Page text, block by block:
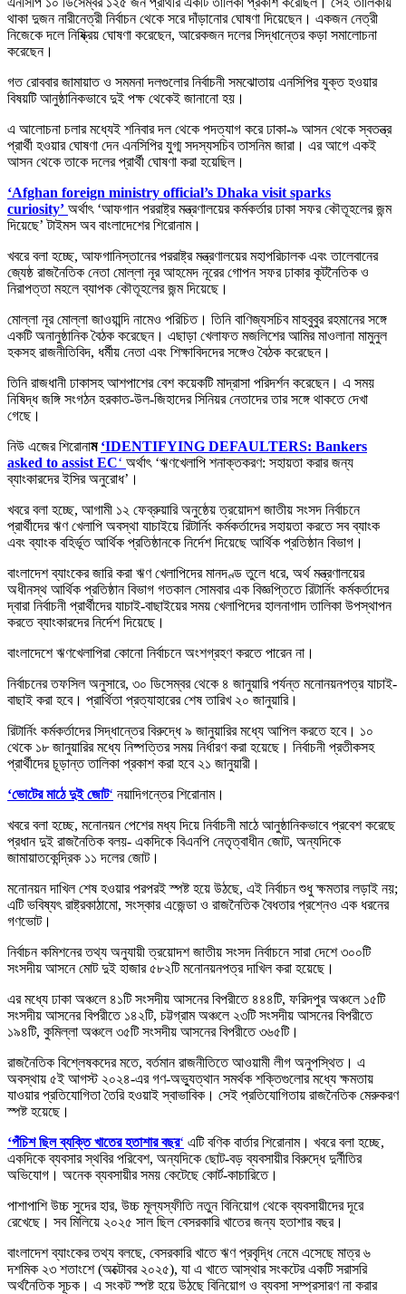
থাকা দুজন নারীনেত্রী নির্বাচন থেকে সরে দাঁড়ানোর ঘোষণা দিয়েছেন। একজন নেত্রী
নিজেকে দলে নিষ্ক্রিয় ঘোষণা করেছেন, আরেকজন দলের সিদ্ধান্তের কড়া সমালোচনা
করেছেন।
গত রোববার জামায়াত ও সমমনা দলগুলোর নির্বাচনী সমঝোতায় এনসিপির যুক্ত হওয়ার
বিষয়টি আনুষ্ঠানিকভাবে দুই পক্ষ থেকেই জানানো হয়।
এ আলোচনা চলার মধ্যেই শনিবার দল থেকে পদত্যাগ করে ঢাকা-৯ আসন থেকে স্বতন্ত্র
প্রার্থী হওয়ার ঘোষণা দেন এনসিপির যুগ্ম সদস্যসচিব তাসনিম জারা। এর আগে একই
আসন থেকে তাকে দলের প্রার্থী ঘোষণা করা হয়েছিল।
‘Afghan foreign ministry official’s Dhaka visit sparks
curiosity’ অর্থাৎ ‘আফগান পররাষ্ট্র মন্ত্রণালয়ের কর্মকর্তার ঢাকা সফর কৌতূহলের জন্ম
দিয়েছে’ টাইমস অব বাংলাদেশের শিরোনাম।
খবরে বলা হচ্ছে, আফগানিস্তানের পররাষ্ট্র মন্ত্রণালয়ের মহাপরিচালক এবং তালেবানের
জ্যেষ্ঠ রাজনৈতিক নেতা মোল্লা নূর আহমেদ নূরের গোপন সফর ঢাকার কূটনৈতিক ও
নিরাপত্তা মহলে ব্যাপক কৌতূহলের জন্ম দিয়েছে।
মোল্লা নূর মোল্লা জাওয়ান্দি নামেও পরিচিত। তিনি বাণিজ্যসচিব মাহবুবুর রহমানের সঙ্গে
একটি অনানুষ্ঠানিক বৈঠক করেছেন। এছাড়া খেলাফত মজলিশের আমির মাওলানা মামুনুল
হকসহ রাজনীতিবিদ, ধর্মীয় নেতা এবং শিক্ষাবিদদের সঙ্গেও বৈঠক করেছেন।
তিনি রাজধানী ঢাকাসহ আশপাশের বেশ কয়েকটি মাদ্রাসা পরিদর্শন করেছেন। এ সময়
নিষিদ্ধ জঙ্গি সংগঠন হরকাত-উল-জিহাদের সিনিয়র নেতাদের তার সঙ্গে থাকতে দেখা
গেছে।
নিউ এজের শিরোনাম ‘IDENTIFYING DEFAULTERS: Bankers
asked to assist EC‘ অর্থাৎ ‘ঋণখেলাপি শনাক্তকরণ: সহায়তা করার জন্য
ব্যাংকারদের ইসির অনুরোধ’।
খবরে বলা হচ্ছে, আগামী ১২ ফেব্রুয়ারি অনুষ্ঠেয় ত্রয়োদশ জাতীয় সংসদ নির্বাচনে
প্রার্থীদের ঋণ খেলাপি অবস্থা যাচাইয়ে রিটার্নিং কর্মকর্তাদের সহায়তা করতে সব ব্যাংক
এবং ব্যাংক বহির্ভূত আর্থিক প্রতিষ্ঠানকে নির্দেশ দিয়েছে আর্থিক প্রতিষ্ঠান বিভাগ।
বাংলাদেশ ব্যাংকের জারি করা ঋণ খেলাপিদের মানদণ্ড তুলে ধরে, অর্থ মন্ত্রণালয়ের
অধীনস্থ আর্থিক প্রতিষ্ঠান বিভাগ গতকাল সোমবার এক বিজ্ঞপ্তিতে রিটার্নিং কর্মকর্তাদের
দ্বারা নির্বাচনী প্রার্থীদের যাচাই-বাছাইয়ের সময় খেলাপিদের হালনাগাদ তালিকা উপস্থাপন
করতে ব্যাংকারদের নির্দেশ দিয়েছে।
বাংলাদেশে ঋণখেলাপিরা কোনো নির্বাচনে অংশগ্রহণ করতে পারেন না।
নির্বাচনের তফসিল অনুসারে, ৩০ ডিসেম্বর থেকে ৪ জানুয়ারি পর্যন্ত মনোনয়নপত্র যাচাই-
বাছাই করা হবে। প্রার্থিতা প্রত্যাহারের শেষ তারিখ ২০ জানুয়ারি।
রিটার্নিং কর্মকর্তাদের সিদ্ধান্তের বিরুদ্ধে ৯ জানুয়ারির মধ্যে আপিল করতে হবে। ১০
থেকে ১৮ জানুয়ারির মধ্যে নিষ্পত্তির সময় নির্ধারণ করা হয়েছে। নির্বাচনী প্রতীকসহ
প্রার্থীদের চূড়ান্ত তালিকা প্রকাশ করা হবে ২১ জানুয়ারী।
‘ভোটের মাঠে দুই জোট‘ নয়াদিগন্তের শিরোনাম।
খবরে বলা হচ্ছে, মনোনয়ন পেশের মধ্য দিয়ে নির্বাচনী মাঠে আনুষ্ঠানিকভাবে প্রবেশ করেছে
প্রধান দুই রাজনৈতিক বলয়- একদিকে বিএনপি নেতৃত্বাধীন জোট, অন্যদিকে
জামায়াতকেন্দ্রিক ১১ দলের জোট।
মনোনয়ন দাখিল শেষ হওয়ার পরপরই স্পষ্ট হয়ে উঠছে, এই নির্বাচন শুধু ক্ষমতার লড়াই নয়;
এটি ভবিষ্যৎ রাষ্ট্রকাঠামো, সংস্কার এজেন্ডা ও রাজনৈতিক বৈধতার প্রশ্নেও এক ধরনের
গণভোট।
নির্বাচন কমিশনের তথ্য অনুযায়ী ত্রয়োদশ জাতীয় সংসদ নির্বাচনে সারা দেশে ৩০০টি
সংসদীয় আসনে মোট দুই হাজার ৫৮২টি মনোনয়নপত্র দাখিল করা হয়েছে।
এর মধ্যে ঢাকা অঞ্চলে ৪১টি সংসদীয় আসনের বিপরীতে ৪৪৪টি, ফরিদপুর অঞ্চলে ১৫টি
সংসদীয় আসনের বিপরীতে ১৪২টি, চট্টগ্রাম অঞ্চলে ২৩টি সংসদীয় আসনের বিপরীতে
১৯৪টি, কুমিল্লা অঞ্চলে ৩৫টি সংসদীয় আসনের বিপরীতে ৩৬৫টি।
রাজনৈতিক বিশ্লেষকদের মতে, বর্তমান রাজনীতিতে আওয়ামী লীগ অনুপস্থিত। এ
অবস্থায় ৫ই আগস্ট ২০২৪-এর গণ-অভ্যুত্থান সমর্থক শক্তিগুলোর মধ্যে ক্ষমতায়
যাওয়ার প্রতিযোগিতা তৈরি হওয়াই স্বাভাবিক। সেই প্রতিযোগিতায় রাজনৈতিক মেরুকরণ
স্পষ্ট হয়েছে।
‘পঁচিশ ছিল ব্যক্তি খাতের হতাশার বছর‘ এটি বণিক বার্তার শিরোনাম। খবরে বলা হচ্ছে,
একদিকে ব্যবসার স্থবির পরিবেশ, অন্যদিকে ছোট-বড় ব্যবসায়ীর বিরুদ্ধে দুর্নীতির
অভিযোগ। অনেক ব্যবসায়ীর সময় কেটেছে কোর্ট-কাচারিতে।
পাশাপাশি উচ্চ সুদের হার, উচ্চ মূল্যস্ফীতি নতুন বিনিয়োগ থেকে ব্যবসায়ীদের দূরে
রেখেছে। সব মিলিয়ে ২০২৫ সাল ছিল বেসরকারি খাতের জন্য হতাশার বছর।
বাংলাদেশ ব্যাংকের তথ্য বলছে, বেসরকারি খাতে ঋণ প্রবৃদ্ধি নেমে এসেছে মাত্র ৬
দশমিক ২৩ শতাংশে (অক্টোবর ২০২৫), যা এ খাতে আস্থার সংকটের একটি সরাসরি
অর্থনৈতিক সূচক। এ সংকট স্পষ্ট হয়ে উঠছে বিনিয়োগ ও ব্যবসা সম্প্রসারণ না করার